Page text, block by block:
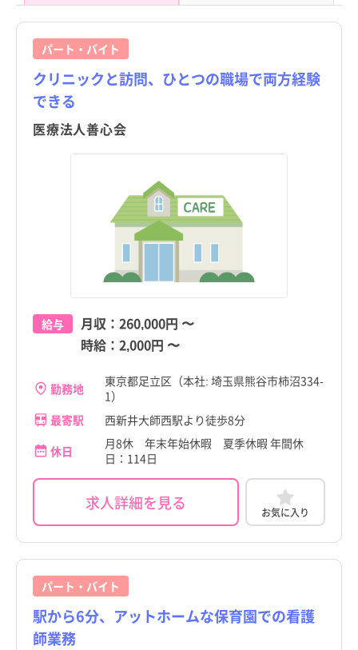
パート・バイト
クリニックと訪問、ひとつの職場で両方経験
できる
医療法人善心会
給与 月収： 260,000円 〜
時給： 2,000円 〜
勤務地
東京都足立区（本社: 埼玉県熊谷市柿沼334-
1）
最寄駅
西新井大師西駅より徒歩8分
休日
月8休 年末年始休暇 夏季休暇 年間休
日：114日
求人詳細を見る お気に入り
パート・バイト
駅から6分、アットホームな保育園での看護
師業務